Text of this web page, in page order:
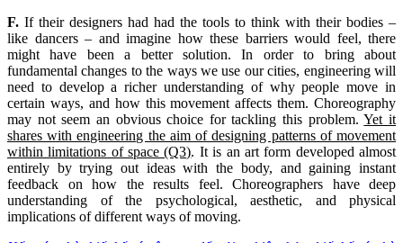
F. If their designers had had the tools to think with their bodies –
like dancers – and imagine how these barriers would feel, there
might have been a better solution. In order to bring about
fundamental changes to the ways we use our cities, engineering will
need to develop a richer understanding of why people move in
certain ways, and how this movement affects them. Choreography
may not seem an obvious choice for tackling this problem.Yet it
shares with engineering the aim of designing patterns of movement
within limitations of space (Q3). It is an art form developed almost
entirely by trying out ideas with the body, and gaining instant
feedback on how the results feel. Choreographers have deep
understanding of the psychological, aesthetic, and physical
implications of different ways of moving.